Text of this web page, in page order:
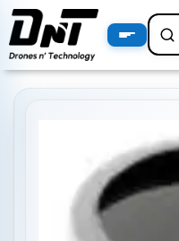
PRODUCTOS
productos destacados